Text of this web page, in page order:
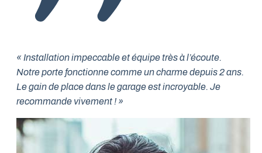
« Installation impeccable et équipe très à l’écoute.
Notre porte fonctionne comme un charme depuis 2 ans.
Le gain de place dans le garage est incroyable. Je
recommande vivement ! »